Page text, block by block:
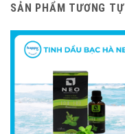
SẢN PHẨM TƯƠNG TỰ